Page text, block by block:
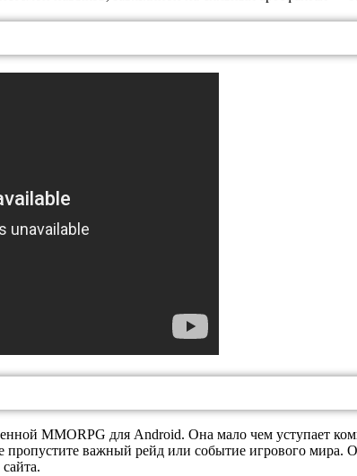
MMORPG для Android. Она мало чем уступает
важный рейд или событие игрового мира.